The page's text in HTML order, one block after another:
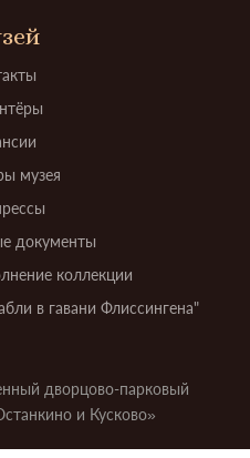
музея
документы
коллекции
в гавани Флиссингена"
дворцово-парковый
и Кусково»